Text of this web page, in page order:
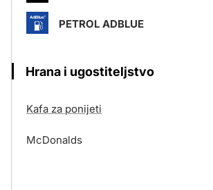
PETROL ADBLUE
Hrana i ugostiteljstvo
Kafa za ponijeti
McDonalds